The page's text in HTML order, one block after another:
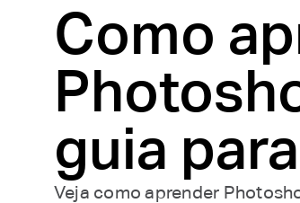
Como
guia
Veja como aprender